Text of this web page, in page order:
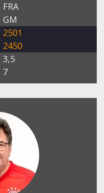
FRA
GM
2501
2450
3,5
7